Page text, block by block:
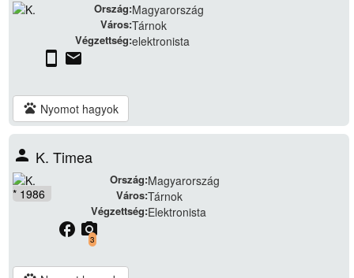
Ország:Magyarország
Város:Tárnok
Végzettség:elektronista
stay_current_portrait email
pets Nyomot hagyok
person K. Timea
* 1986
Ország:Magyarország
Város:Tárnok
Végzettség:Elektronista
facebook camera_alt
3